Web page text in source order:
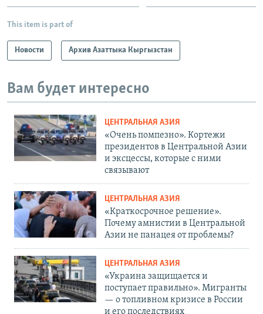
This item is part of
Новости Архив Азаттыка Кыргызстан
Вам будет интересно
ЦЕНТРАЛЬНАЯ АЗИЯ
«Очень помпезно». Кортежи
президентов в Центральной Азии
и эксцессы, которые с ними
связывают
ЦЕНТРАЛЬНАЯ АЗИЯ
«Краткосрочное решение».
Почему амнистии в Центральной
Азии не панацея от проблемы?
ЦЕНТРАЛЬНАЯ АЗИЯ
«Украина защищается и
поступает правильно». Мигранты
— о топливном кризисе в России
и его последствиях